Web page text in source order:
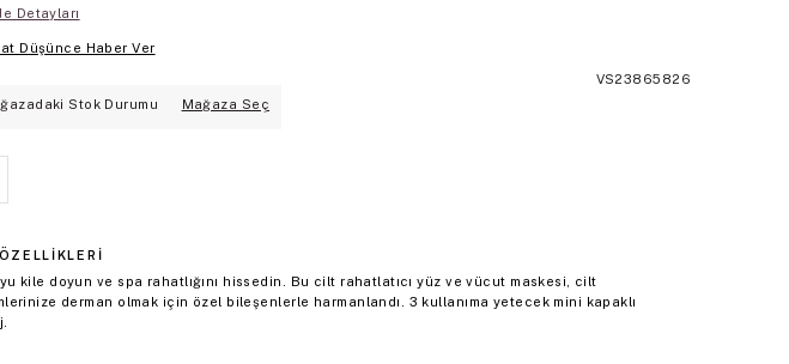
Detayları
Düşünce Haber Ver
VS23865826
Stok Durumu
Mağaza Seç
kile doyun ve spa rahatlığını hissedin. Bu cilt rahatlatıcı yüz ve vücut maskesi, cilt
derman olmak için özel bileşenlerle harmanlandı. 3 kullanıma yetecek mini kapaklı